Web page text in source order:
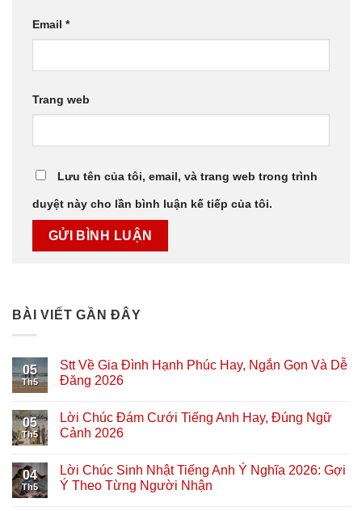
Email *
Trang web
Lưu tên của tôi, email, và trang web trong trình
duyệt này cho lần bình luận kế tiếp của tôi.
BÀI VIẾT GẦN ĐÂY
05
Th5
Stt Về Gia Đình Hạnh Phúc Hay, Ngắn Gọn Và Dễ
Đăng 2026
05
Th5
Lời Chúc Đám Cưới Tiếng Anh Hay, Đúng Ngữ
Cảnh 2026
04
Th5
Lời Chúc Sinh Nhật Tiếng Anh Ý Nghĩa 2026: Gợi
Ý Theo Từng Người Nhận